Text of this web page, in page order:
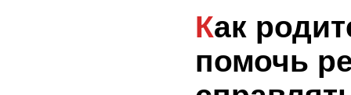
Как родители могут
помочь